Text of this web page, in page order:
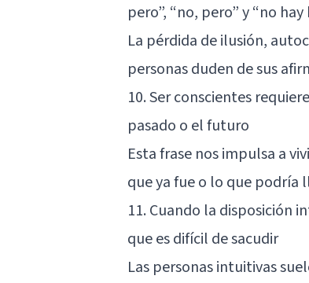
pero”, “no, pero” y “no hay
La pérdida de ilusión,
personas duden de sus
10. Ser conscientes
pasado o el futuro
Esta frase nos impulsa a
que ya fue o lo que podría
11. Cuando la disposición
que es difícil de sacudir
Las personas intuitivas